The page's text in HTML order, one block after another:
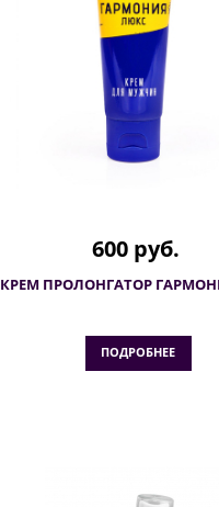
600 руб.
КРЕМ ПРОЛОНГАТОР
ПОДРОБНЕЕ